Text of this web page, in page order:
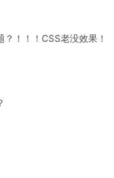
！！！CSS老没效果！